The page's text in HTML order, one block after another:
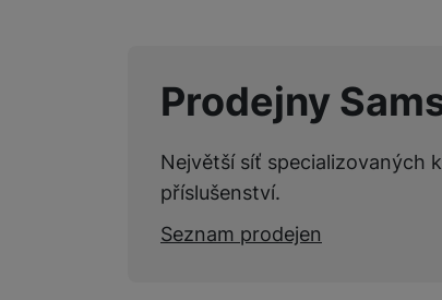
Prodejny
Největší síť specializovaných
příslušenství.
Seznam prodejen